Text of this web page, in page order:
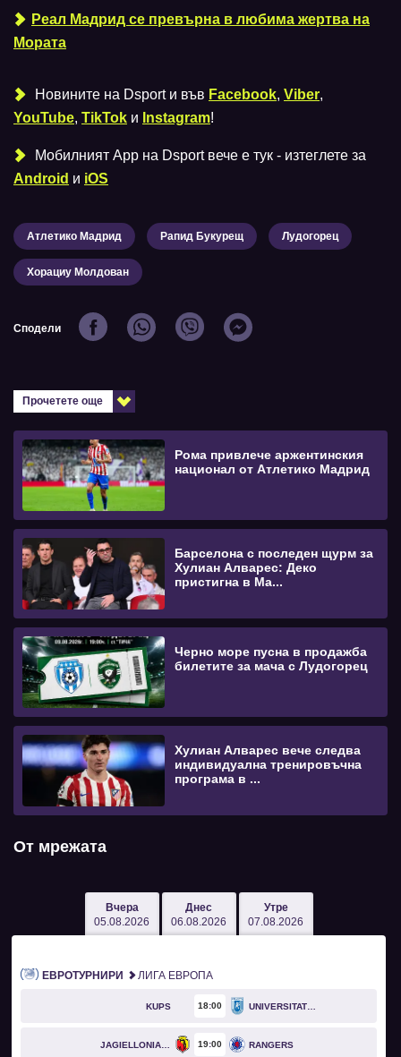
Реал Мадрид се превърна в любима жертва на
Мората
Новините на Dsport и във Facebook, Viber,
YouTube, TikTok и Instagram!
Мобилният Аpp на Dsport вече е тук - изтеглете за
Android и iOS
Атлетико Мадрид Рапид Букурещ Лудогорец
Хорациу Молдован
Сподели
Прочетете още
Рома привлече аржентинския
национал от Атлетико Мадрид
Барселона с последен щурм за
Хулиан Алварес: Деко
пристигна в Ма...
Черно море пусна в продажба
билетите за мача с Лудогорец
Хулиан Алварес вече следва
индивидуална тренировъчна
програма в ...
От мрежата
Вчера
05.08.2026
Днес
06.08.2026
Утре
07.08.2026
ЕВРОТУРНИРИ ЛИГА ЕВРОПА
KUPS 18 00 UNIVERSITATEA CRAIOVA
JAGIELLONIA BIAŁYSTOK 19 00 RANGERS